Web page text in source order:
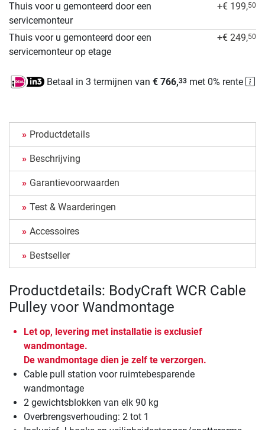
Thuis voor u gemonteerd door een
servicemonteur
+€ 199,50
Thuis voor u gemonteerd door een
servicemonteur op etage
+€ 249,50
Betaal in 3 termijnen van € 766,33 met 0% rente
Productdetails
Beschrijving
Garantievoorwaarden
Test & Waarderingen
Accessoires
Bestseller
Productdetails: BodyCraft WCR Cable
Pulley voor Wandmontage
Let op, levering met installatie is exclusief
wandmontage.
De wandmontage dien je zelf te verzorgen.
Cable pull station voor ruimtebesparende
wandmontage
2 gewichtsblokken van elk 90 kg
Overbrengsverhouding: 2 tot 1